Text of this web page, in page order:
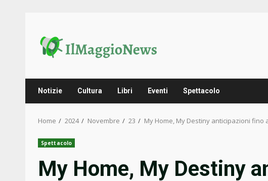
content
Notizie Cultura Libri Eventi Spettacolo
Home 2024 Novembre 23 My Home, My Destiny anticipazioni
Spettacolo
My Home, My Destiny